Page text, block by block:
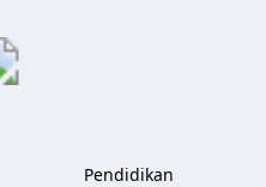
Pendidikan